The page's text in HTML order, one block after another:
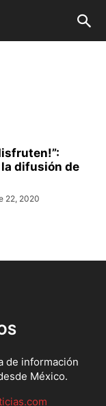
difusión de
22, 2020
de información
México.